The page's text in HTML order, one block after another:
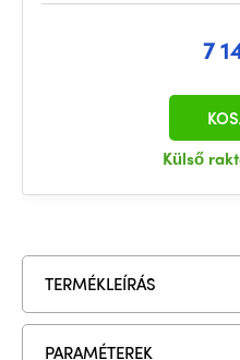
7
Külső
TERMÉKLEÍRÁS
PARAMÉTEREK